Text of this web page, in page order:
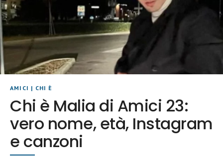
AMICI | CHI È
Chi è Malia di Amici 23:
vero nome, età, Instagram
e canzoni